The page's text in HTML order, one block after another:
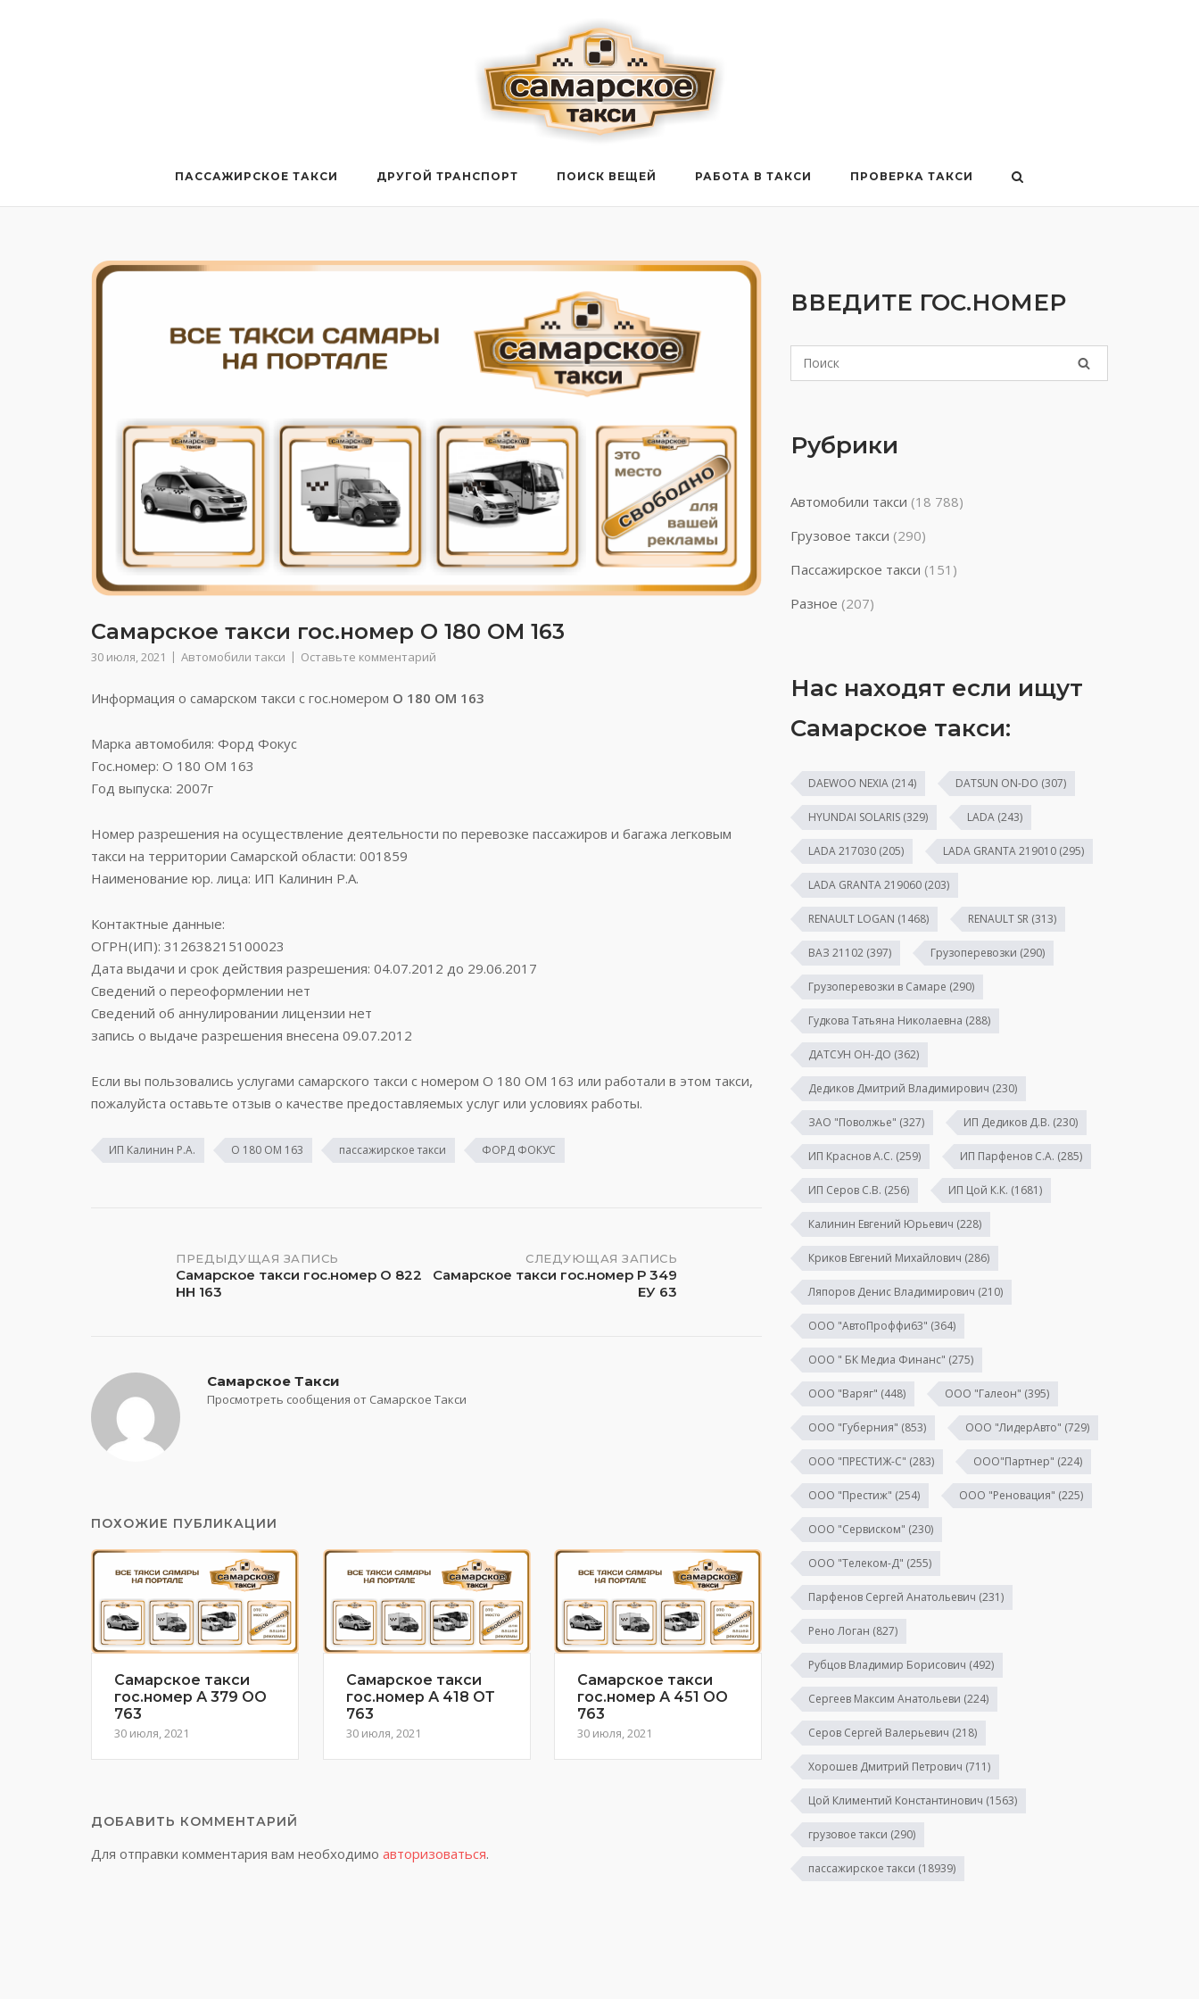
ПАССАЖИРСКОЕ ТАКСИ ДРУГОЙ ТРАНСПОРТ ПОИСК ВЕЩЕЙ РАБОТА В ТАКСИ ПРОВЕРКА ТАКСИ
Самарское такси гос.номер О 180 ОМ 163
30 июля, 2021 Автомобили такси Оставьте комментарий
Информация о самарском такси с гос.номером О 180 ОМ 163
Марка автомобиля: Форд Фокус
Гос.номер: О 180 ОМ 163
Год выпуска: 2007г
Номер разрешения на осуществление деятельности по перевозке пассажиров и багажа легковым
такси на территории Самарской области: 001859
Наименование юр. лица: ИП Калинин Р.А.
Контактные данные:
ОГРН(ИП): 312638215100023
Дата выдачи и срок действия разрешения: 04.07.2012 до 29.06.2017
Сведений о переоформлении нет
Сведений об аннулировании лицензии нет
запись о выдаче разрешения внесена 09.07.2012
Если вы пользовались услугами самарского такси с номером О 180 ОМ 163 или работали в этом такси,
пожалуйста оставьте отзыв о качестве предоставляемых услуг или условиях работы.
ИП Калинин Р.А. О 180 ОМ 163 пассажирское такси ФОРД ФОКУС
НавигацияПРЕДЫДУЩАЯ ЗАПИСЬ
Самарское такси гос.номер О 822
НН 163
СЛЕДУЮЩАЯ ЗАПИСЬ
Самарское такси гос.номер Р 349
ЕУ 63
Самарское Такси
Просмотреть сообщения от Самарское Такси
ПОХОЖИЕ ПУБЛИКАЦИИ
Самарское такси
гос.номер А 379 ОО
763
30 июля, 2021
Самарское такси
гос.номер А 418 ОТ
763
30 июля, 2021
Самарское такси
гос.номер А 451 ОО
763
30 июля, 2021
ДОБАВИТЬ КОММЕНТАРИЙ
Для отправки комментария вам необходимо авторизоваться.
ВВЕДИТЕ ГОС.НОМЕР
Рубрики
Автомобили такси (18 788)
Грузовое такси (290)
Пассажирское такси (151)
Разное (207)
Нас находят если ищут
Самарское такси:
DAEWOO NEXIA(214) DATSUN ON-DO (307)
HYUNDAI SOLARIS(329) LADA(243)
LADA 217030(205) LADA GRANTA 219010(295)
LADA GRANTA 219060(203)
RENAULT LOGAN (1468) RENAULT SR(313)
ВАЗ 21102(397) Грузоперевозки (290)
Грузоперевозки в Самаре (290)
Гудкова Татьяна Николаевна (288)
ДАТСУН ОН-ДО (362)
Дедиков Дмитрий Владимирович (230)
ЗАО "Поволжье" (327) ИП Дедиков Д.В. (230)
ИП Краснов А.С. (259) ИП Парфенов С.А. (285)
ИП Серов С.В. (256) ИП Цой К.К. (1681)
Калинин Евгений Юрьевич (228)
Криков Евгений Михайлович (286)
Ляпоров Денис Владимирович (210)
ООО "АвтоПроффи63" (364)
ООО " БК Медиа Финанс" (275)
ООО "Варяг" (448) ООО "Галеон" (395)
ООО "Губерния" (853) ООО "ЛидерАвто" (729)
ООО "ПРЕСТИЖ-С" (283) ООО"Партнер" (224)
ООО "Престиж" (254) ООО "Реновация" (225)
ООО "Сервиском" (230)
ООО "Телеком-Д" (255)
Парфенов Сергей Анатольевич (231)
Рено Логан (827)
Рубцов Владимир Борисович (492)
Сергеев Максим Анатольеви (224)
Серов Сергей Валерьевич (218)
Хорошев Дмитрий Петрович (711)
Цой Климентий Константинович (1563)
грузовое такси (290)
пассажирское такси (18939)